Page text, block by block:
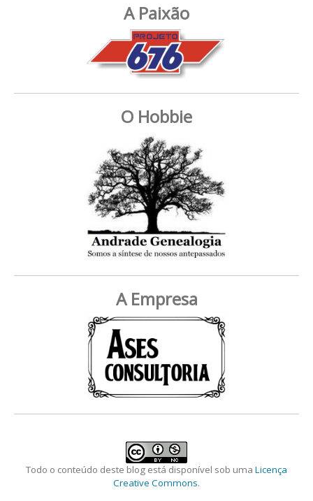
A Paixão
O Hobbie
A Empresa
Todo o conteúdo deste blog está disponível sob uma Licença
Creative Commons.